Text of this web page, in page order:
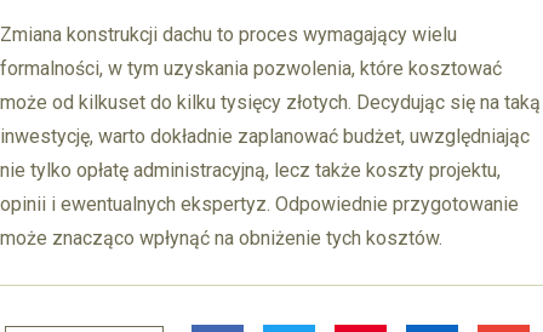
Zmiana konstrukcji dachu to proces wymagający wielu
formalności, w tym uzyskania pozwolenia, które kosztować
może od kilkuset do kilku tysięcy złotych. Decydując się na taką
inwestycję, warto dokładnie zaplanować budżet, uwzględniając
nie tylko opłatę administracyjną, lecz także koszty projektu,
opinii i ewentualnych ekspertyz. Odpowiednie przygotowanie
może znacząco wpłynąć na obniżenie tych kosztów.